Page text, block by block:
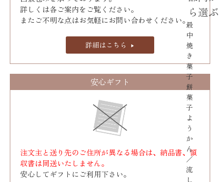
ら選ぶ
最
中
焼
き
菓
子
餅
菓
子
よ
う
か
ん
／
流
し
詳しくは各ご案内をご覧ください。
またご不明な点はお気軽にお問い合わせください。
詳細はこちら
安心ギフト
注文主と送り先のご住所が異なる場合は、納品書、領
収書は同送いたしません。
安心してギフトにご利用下さい。